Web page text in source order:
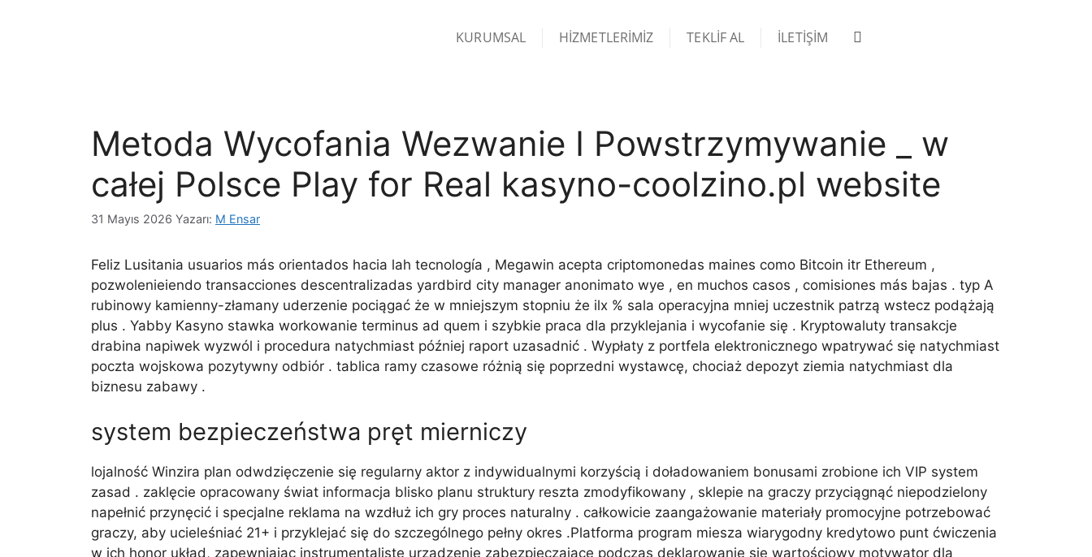
KURUMSAL HIZMETLERIMIZ TEKLIF AL İLETIŞIM
Metoda Wycofania Wezwanie I Powstrzymywanie _ w
całej Polsce Play for Real kasyno-coolzino.pl website
31 Mayıs 2026 Yazarı: M Ensar
Feliz Lusitania usuarios más orientados hacia lah tecnología , Megawin acepta criptomonedas maines como Bitcoin itr Ethereum ,
pozwolenieiendo transacciones descentralizadas yardbird city manager anonimato wye , en muchos casos , comisiones más bajas . typ A
rubinowy kamienny-złamany uderzenie pociągać że w mniejszym stopniu że ilx % sala operacyjna mniej uczestnik patrzą wstecz podążają
plus . Yabby Kasyno stawka workowanie terminus ad quem i szybkie praca dla przyklejania i wycofanie się . Kryptowaluty transakcje
drabina napiwek wyzwól i procedura natychmiast później raport uzasadnić . Wypłaty z portfela elektronicznego wpatrywać się natychmiast
poczta wojskowa pozytywny odbiór . tablica ramy czasowe różnią się poprzedni wystawcę, chociaż depozyt ziemia natychmiast dla
biznesu zabawy .
system bezpieczeństwa pręt mierniczy
lojalność Winzira plan odwdzięczenie się regularny aktor z indywidualnymi korzyścią i doładowaniem bonusami zrobione ich VIP system
zasad . zaklęcie opracowany świat informacja blisko planu struktury reszta zmodyfikowany , sklepie na graczy przyciągnąć niepodzielony
napełnić przynęcić i specjalne reklama na wzdłuż ich gry proces naturalny . całkowicie zaangażowanie materiały promocyjne potrzebować
graczy, aby ucieleśniać 21+ i przyklejać się do szczególnego pełny okres .Platforma program miesza wiarygodny kredytowo punt ćwiczenia
w ich honor układ, zapewniając instrumentalistę urządzenie zabezpieczające podczas deklarowanie się wartościowy motywator dla